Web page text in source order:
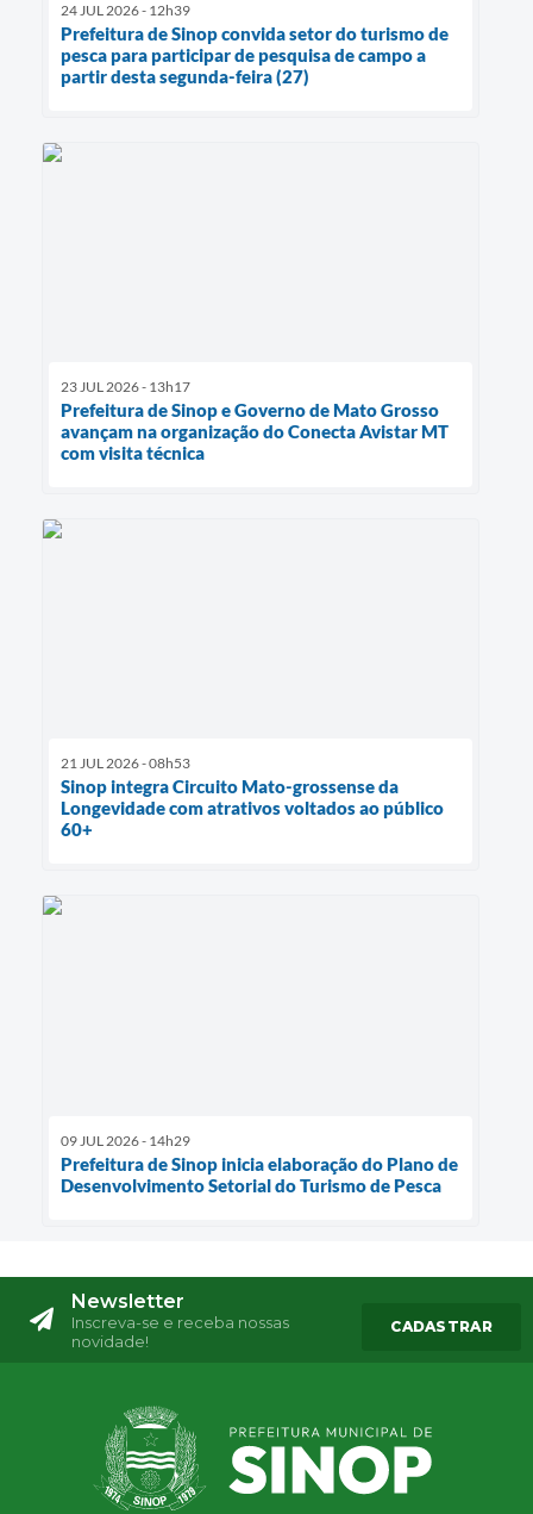
24 JUL 2026 - 12h39
Prefeitura de Sinop convida setor do turismo de
pesca para participar de pesquisa de campo a
partir desta segunda-feira (27)
23 JUL 2026 - 13h17
Prefeitura de Sinop e Governo de Mato Grosso
avançam na organização do Conecta Avistar MT
com visita técnica
21 JUL 2026 - 08h53
Sinop integra Circuito Mato-grossense da
Longevidade com atrativos voltados ao público
60+
09 JUL 2026 - 14h29
Prefeitura de Sinop inicia elaboração do Plano de
Desenvolvimento Setorial do Turismo de Pesca
Newsletter
Inscreva-se e receba nossas
novidade!
CADASTRAR